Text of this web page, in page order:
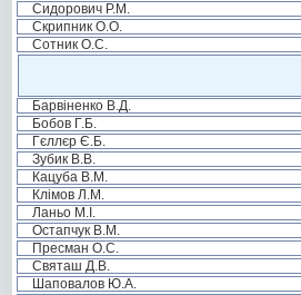
Сидорович Р.М.
Скрипник О.О.
Сотник О.С.
Барвіненко В.Д.
Бобов Г.Б.
Гєллєр Є.Б.
Зубик В.В.
Кацуба В.М.
Клімов Л.М.
Ланьо М.І.
Остапчук В.М.
Пресман О.С.
Святаш Д.В.
Шаповалов Ю.А.